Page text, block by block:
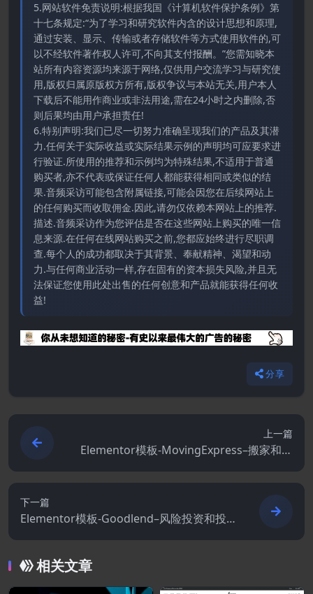
5.网站软件免责说明:根据我国《计算机软件保护条例》第
十七条规定:“为了学习和研究软件内含的设计思想和原理,
通过安装、显示、传输或者存储软件等方式使用软件的,可
以不经软件著作权人许可,不向其支付报酬。”您需知晓本
站所有内容资源均来源于网络,仅供用户交流学习与研究使
用,版权归属原版权方所有,版权争议与本站无关,用户本人
下载后不能用作商业或非法用途,需在24小时之内删除,否
则后果均由用户承担责任!
6.特别声明:我们已尽一切努力准确呈现我们的产品及其潜
力.任何关于实际收益或实际结果示例的声明均可应要求进
行验证.所使用的推荐和示例均为特殊结果,不适用于普通
购买者,亦不代表或保证任何人都能获得相同或类似的结
果.音频采访可能包含附属链接,可能会因您在后续网站上
的任何购买而收取佣金.因此,请勿仅依赖本网站上的推荐.
描述.音频采访作为您评估是否在这些网站上购买的唯一信
息来源.在任何在线网站购买之前,您都应始终进行尽职调
查.每个人的成功都取决于其背景、奉献精神、渴望和动
力.与任何商业活动一样,存在固有的资本损失风险,并且无
法保证您使用此处出售的任何创意和产品就能获得任何收
益!
分享
上一篇
Elementor模板-MovingExpress–搬家和仓
下一篇
Elementor模板-Goodlend–风险投资和投
相关文章